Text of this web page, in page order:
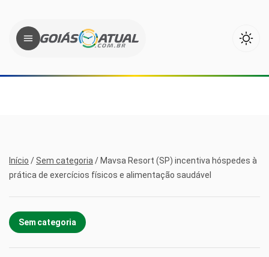
Início / Sem categoria / Mavsa Resort (SP) incentiva hóspedes à
prática de exercícios físicos e alimentação saudável
Sem categoria